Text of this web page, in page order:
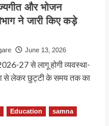
और भोजन
ने जारी किए कड़े
June 13, 2026
27 से लागू होगी व्यवस्था-
से लेकर छुट्टी के समय तक का
Education samna